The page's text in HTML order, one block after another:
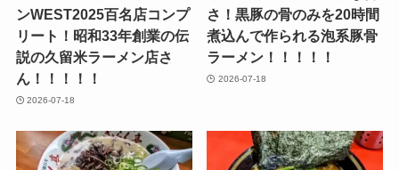
ンWEST2025百名店コンプ
リート！昭和33年創業の伝
説の久留米ラーメン店さ
ん！！！！！
2026-07-18
さ！黒豚の骨のみを20時間
煮込んで作られる泡系豚骨
ラーメン！！！！！
2026-07-18